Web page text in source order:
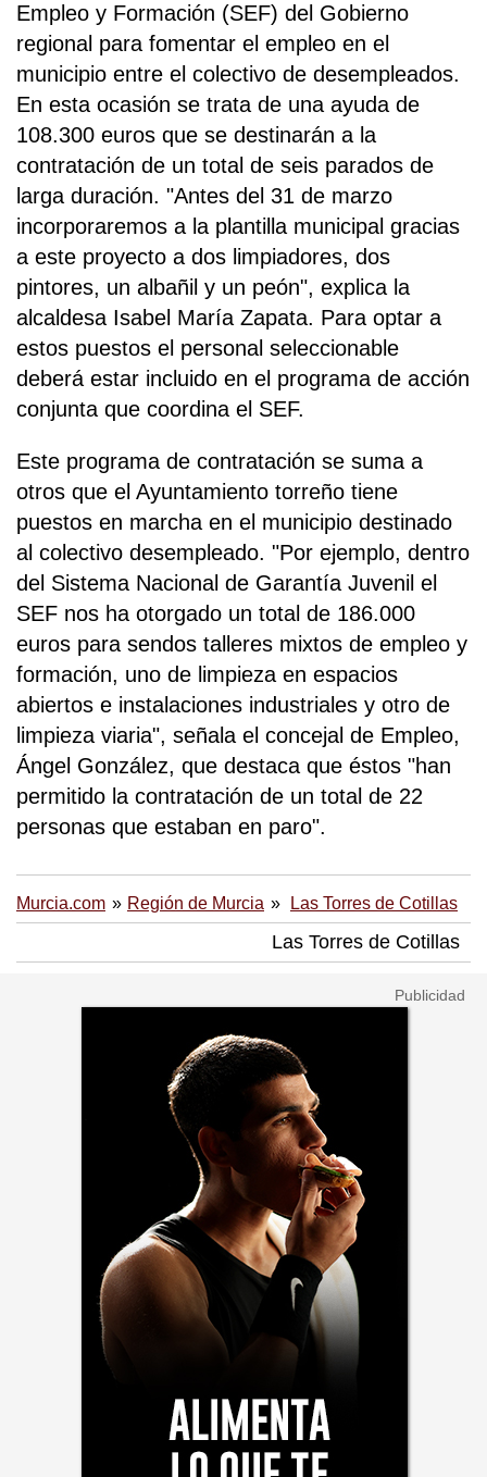
Empleo y Formación (SEF) del Gobierno
regional para fomentar el empleo en el
municipio entre el colectivo de desempleados.
En esta ocasión se trata de una ayuda de
108.300 euros que se destinarán a la
contratación de un total de seis parados de
larga duración. "Antes del 31 de marzo
incorporaremos a la plantilla municipal gracias
a este proyecto a dos limpiadores, dos
pintores, un albañil y un peón", explica la
alcaldesa Isabel María Zapata. Para optar a
estos puestos el personal seleccionable
deberá estar incluido en el programa de acción
conjunta que coordina el SEF.
Este programa de contratación se suma a
otros que el Ayuntamiento torreño tiene
puestos en marcha en el municipio destinado
al colectivo desempleado. "Por ejemplo, dentro
del Sistema Nacional de Garantía Juvenil el
SEF nos ha otorgado un total de 186.000
euros para sendos talleres mixtos de empleo y
formación, uno de limpieza en espacios
abiertos e instalaciones industriales y otro de
limpieza viaria", señala el concejal de Empleo,
Ángel González, que destaca que éstos "han
permitido la contratación de un total de 22
personas que estaban en paro".
Murcia.com Región de Murcia Las Torres de Cotillas
Las Torres de Cotillas